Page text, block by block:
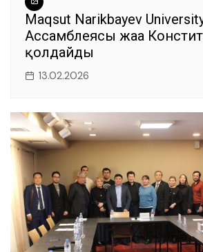
Maqsut Narikbayev
Ассамблеясы жаңа
қолдайды
13.02.2026